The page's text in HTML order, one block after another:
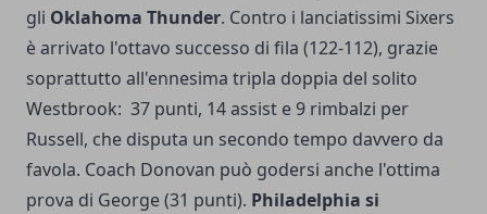
gli Oklahoma Thunder. Contro i lanciatissimi Sixers
è arrivato l'ottavo successo di fila (122-112), grazie
soprattutto all'ennesima tripla doppia del solito
Westbrook: 37 punti, 14 assist e 9 rimbalzi per
Russell, che disputa un secondo tempo davvero da
favola. Coach Donovan può godersi anche l'ottima
prova di George (31 punti). Philadelphia si